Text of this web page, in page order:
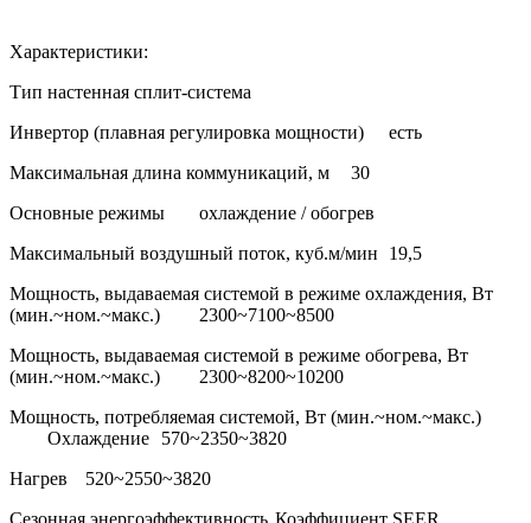
Характеристики:
Тип настенная сплит-система
Инвертор (плавная регулировка мощности)
есть
Максимальная длина коммуникаций, м
30
Основные режимы
охлаждение / обогрев
Максимальный воздушный поток, куб.м/мин
19,5
Мощность, выдаваемая системой в режиме охлаждения, Вт
(мин.~ном.~макс.)
2300~7100~8500
Мощность, выдаваемая системой в режиме обогрева, Вт
(мин.~ном.~макс.)
2300~8200~10200
Мощность, потребляемая системой, Вт (мин.~ном.~макс.)
Охлаждение
570~2350~3820
Нагрев
520~2550~3820
Сезонная энергоэффективность Коэффициент SEER